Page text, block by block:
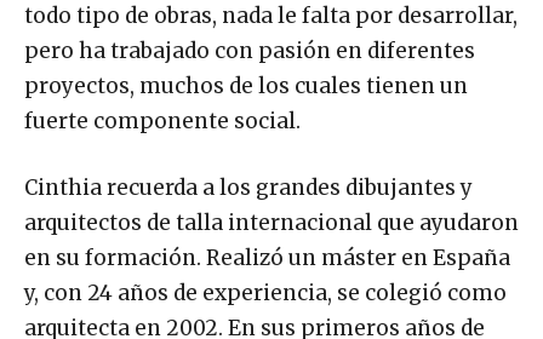
todo tipo de obras, nada le falta por desarrollar,
pero ha trabajado con pasión en diferentes
proyectos, muchos de los cuales tienen un
fuerte componente social.
Cinthia recuerda a los grandes dibujantes y
arquitectos de talla internacional que ayudaron
en su formación. Realizó un máster en España
y, con 24 años de experiencia, se colegió como
arquitecta en 2002. En sus primeros años de